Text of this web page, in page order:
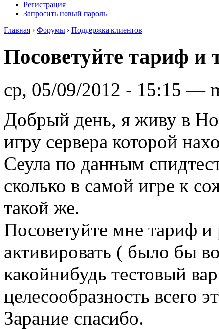
Регистрация
Запросить новый пароль
Главная › Форумы › Поддержка клиентов
Посоветуйте тариф и
ср, 05/09/2012 - 15:15 —
Добрый день, я живу в
игру сервера которой
Сеула по данным
сколько в самой игре к
такой же.
Посоветуйте мне тариф
активировать ( было бы
какойнибудь тестовый
целесообразность всего
Зарание спасибо.